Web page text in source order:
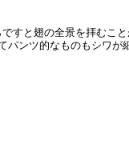
すと翅の全景を拝むこ
パンツ的なものもシワが